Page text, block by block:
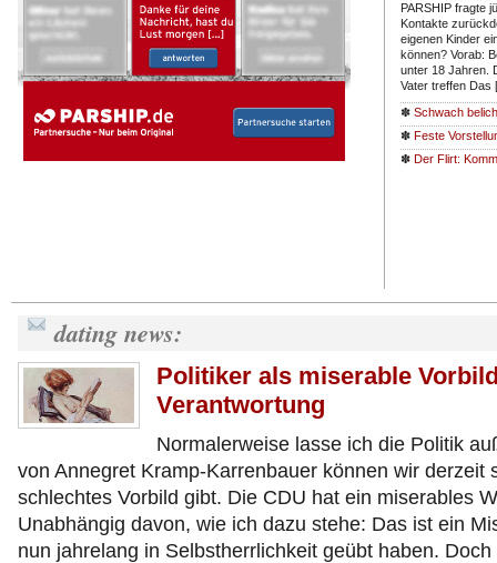
PARSHIP fragte
Kontakte
eigenen Kinder
können? Vorab:
unter 18 Jahren.
Vater treffen
✽ Schwach
✽ Feste
✽ Der Flirt:
dating news:
Politiker als miserable
Verantwortung
Normalerweise lasse ich die Politik
von Annegret Kramp-Karrenbauer können wir derzeit
schlechtes Vorbild gibt. Die CDU hat ein miserables
Unabhängig davon, wie ich dazu stehe: Das ist ein
nun jahrelang in Selbstherrlichkeit geübt haben.